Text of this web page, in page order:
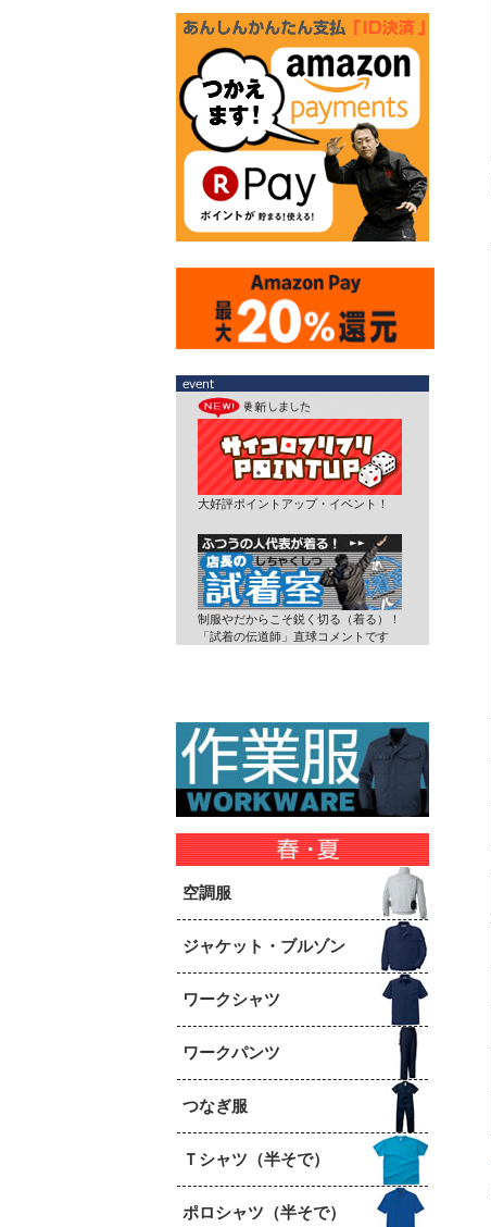
大好評ポイントアップ・イベント！
制服やだからこそ鋭く切る（着る）！
「試着の伝道師」直球コメントです
空調服
ジャケット・ブルゾン
ワークシャツ
ワークパンツ
つなぎ服
Ｔシャツ（半そで）
ポロシャツ（半そで）